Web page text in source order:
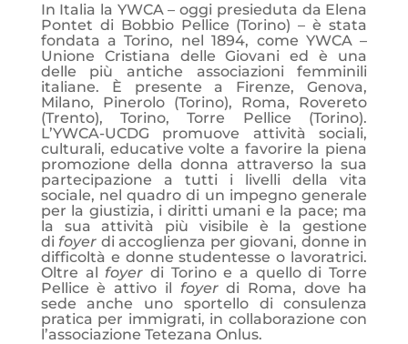
In Italia la YWCA – oggi presieduta da Elena
Pontet di Bobbio Pellice (Torino) – è stata
fondata a Torino, nel 1894, come YWCA –
Unione Cristiana delle Giovani ed è una
delle più antiche associazioni femminili
italiane. È presente a Firenze, Genova,
Milano, Pinerolo (Torino), Roma, Rovereto
(Trento), Torino, Torre Pellice (Torino).
L’YWCA-UCDG promuove attività sociali,
culturali, educative volte a favorire la piena
promozione della donna attraverso la sua
partecipazione a tutti i livelli della vita
sociale, nel quadro di un impegno generale
per la giustizia, i diritti umani e la pace; ma
la sua attività più visibile è la gestione
di foyer di accoglienza per giovani, donne in
difficoltà e donne studentesse o lavoratrici.
Oltre al foyer di Torino e a quello di Torre
Pellice è attivo il foyerdi Roma, dove ha
sede anche uno sportello di consulenza
pratica per immigrati, in collaborazione con
l’associazione Tetezana Onlus.